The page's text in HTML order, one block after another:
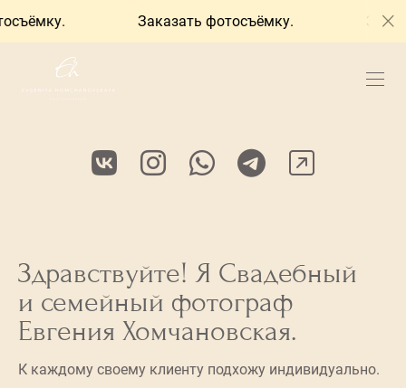
Заказать фотосъёмку.
Здравствуйте! Я Свадебный
и семейный фотограф
Евгения Хомчановская.
К каждому своему клиенту подхожу индивидуально.